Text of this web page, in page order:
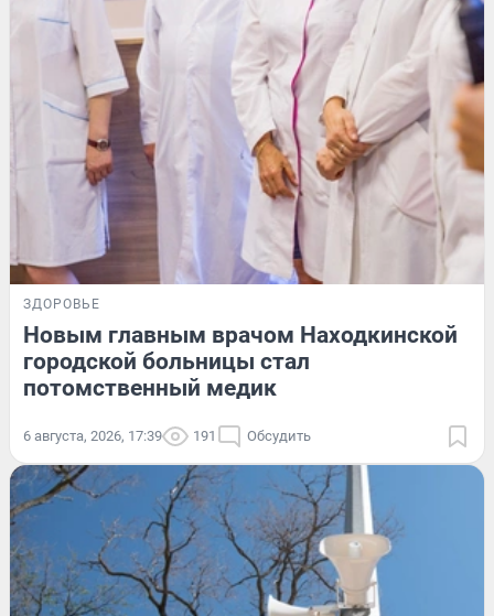
ЗДОРОВЬЕ
Новым главным врачом Находкинской
городской больницы стал
потомственный медик
6 августа, 2026, 17:39 191 Обсудить